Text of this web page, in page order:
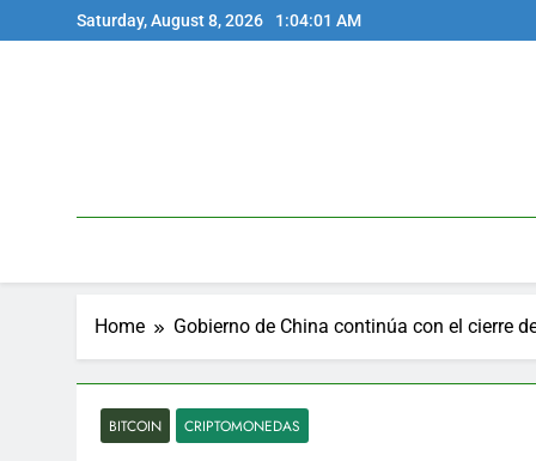
to
Saturday, August 8, 2026 1:04:01 AM
Home Gobierno de China continúa con el cierre
BITCOIN CRIPTOMONEDAS